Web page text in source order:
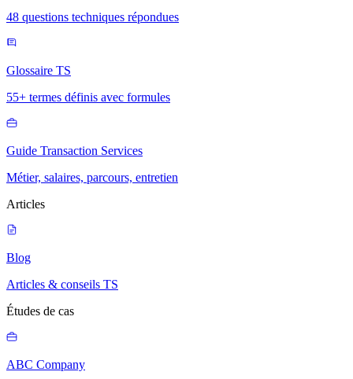
48 questions techniques répondues
Glossaire TS
55+ termes définis avec formules
Guide Transaction Services
Métier, salaires, parcours, entretien
Articles
Blog
Articles & conseils TS
Études de cas
ABC Company